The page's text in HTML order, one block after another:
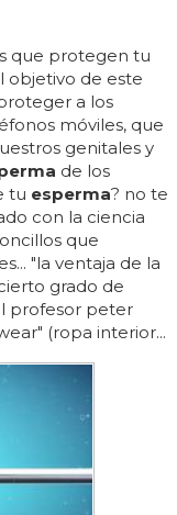
que protegen tu
objetivo de este
a los
móviles, que
genitales y
de los
tu esperma? no te
con la ciencia
que
"la ventaja de la
grado de
profesor peter
(ropa interior...